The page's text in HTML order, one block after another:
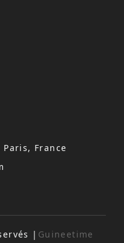
Paris, France
| Guineetime